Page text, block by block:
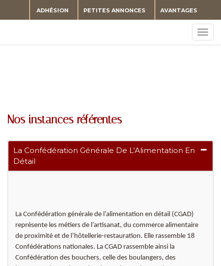
AVANTAGES
PETITES ANNONCES
ADHÉSION
Nos instances référentes
La Confédération Générale De L’Alimentation En
Détail
La Confédération générale de l’alimentation en détail (CGAD)
représente les métiers de l’artisanat, du commerce alimentaire
de proximité et de l’hôtellerie-restauration. Elle rassemble 18
Confédérations nationales. La CGAD rassemble ainsi la
Confédération des bouchers, celle des boulangers, des